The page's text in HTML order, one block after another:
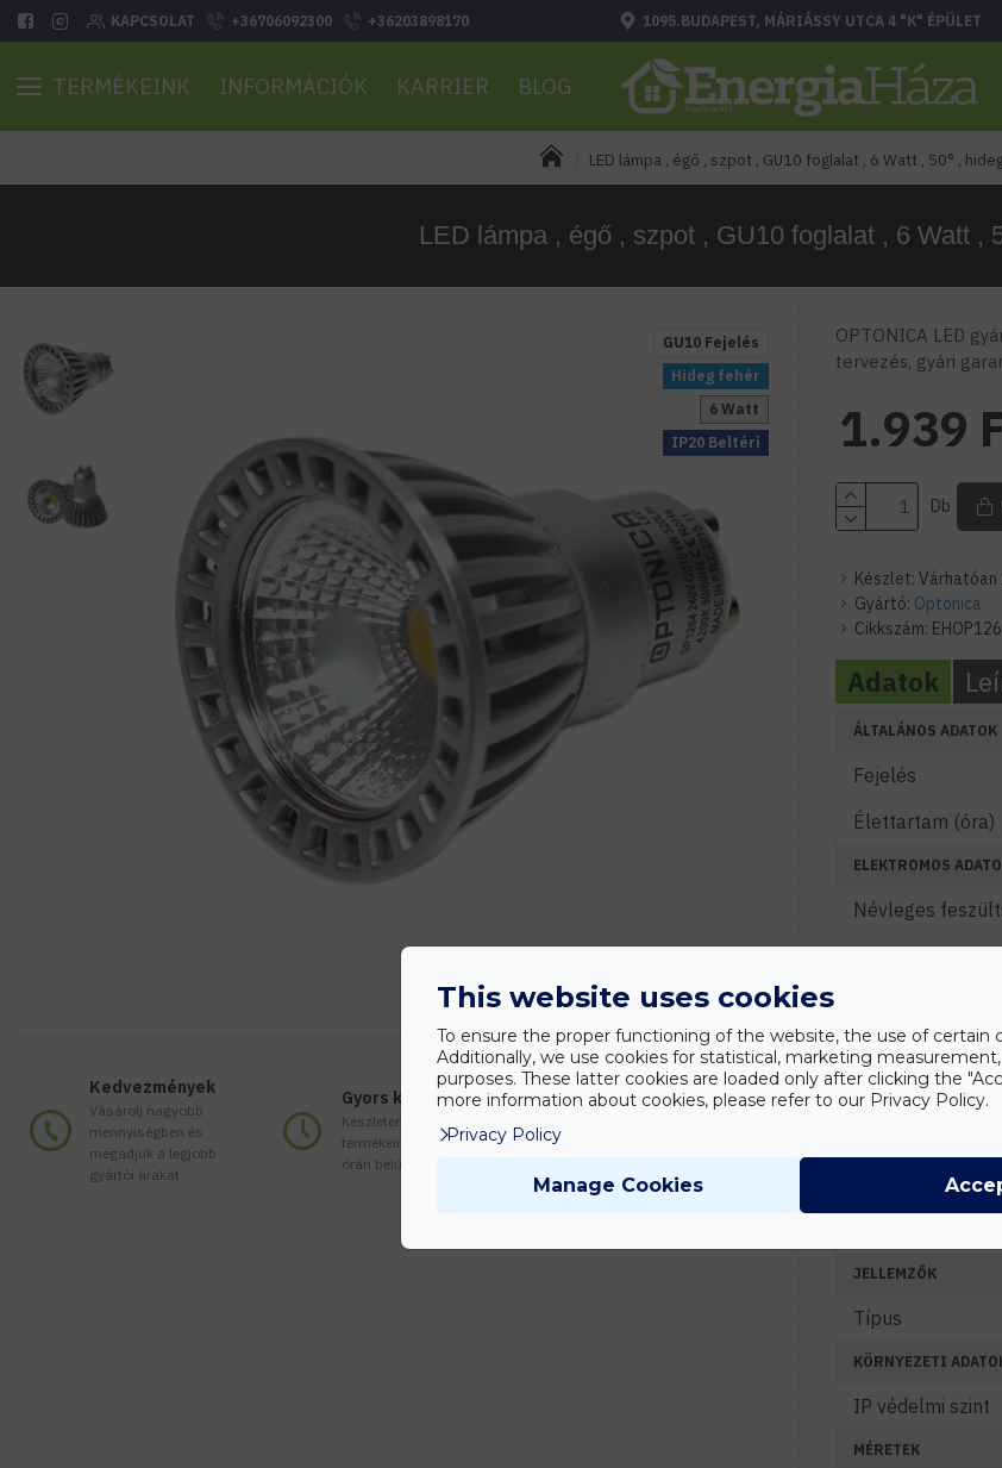
KAPCSOLAT +36706092300 +36203898170 1095.BUDAPEST, MÁRIÁSSY UTCA 4 "K" ÉPÜLET
TERMÉKEINK INFORMÁCIÓK KARRIER BLOG
LED lámpa , égő , szpot , GU10 foglalat , 6 Watt , 50° ,
LED lámpa , égő , szpot , GU10 foglalat , 6 Watt ,
Hideg fehér
GU10 Fejelés
6 Watt
IP20 Beltéri
Kedvezmények
Vásárolj nagyobb
mennyiségben és
megadjuk a legjobb
gyártói árakat.
Gyors kiszállítás
Készleten lévő
termékeinket akár 24
órán belül megkaphatod!
Tanácsadás
Írd meg nekünk
megvalósításában.
OPTONICA LED
tervezés, gyári
Készlet: Várhatóan
Gyártó: Optonica
Cikkszám:
1.939
Db
Adatok
ÁLTALÁNOS ADATOK
Fejelés
Élettartam (óra)
ELEKTROMOS
Névleges
FÉNYTECHNIKAI
Fényáram (lm)
JELLEMZŐK
Típus
KÖRNYEZETI
IP védelmi szint
MÉRETEK
This website uses cookies
To ensure the proper functioning of the website, the use of certain
Additionally, we use cookies for statistical, marketing
purposes. These latter cookies are loaded only after clicking the
more information about cookies, please refer to our Privacy Policy.
Privacy Policy
Manage Cookies